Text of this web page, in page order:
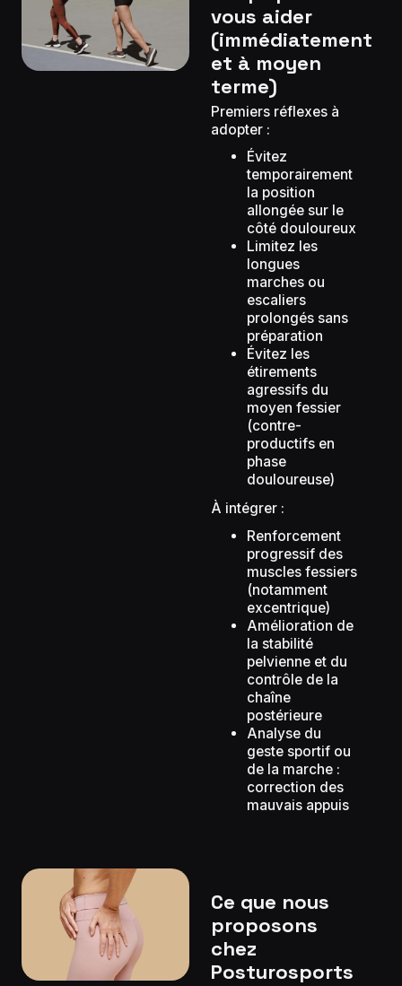
vous aider
(immédiatement
et à moyen
terme)
Premiers réflexes à
adopter :
Évitez
temporairement
la position
allongée sur le
côté douloureux
Limitez les
longues
marches ou
escaliers
prolongés sans
préparation
Évitez les
étirements
agressifs du
moyen fessier
(contre-
productifs en
phase
douloureuse)
À intégrer :
Renforcement
progressif des
muscles fessiers
(notamment
excentrique)
Amélioration de
la stabilité
pelvienne et du
contrôle de la
chaîne
postérieure
Analyse du
geste sportif ou
de la marche :
correction des
mauvais appuis
Ce que nous
proposons
chez
Posturosports